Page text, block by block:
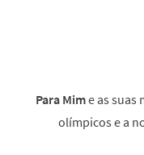
Para Mime as suas
olímpicos e a